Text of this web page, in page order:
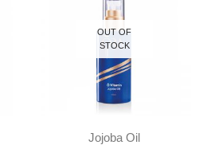
OUT OF
STOCK
Jojoba Oil